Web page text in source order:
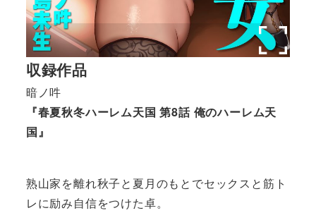
収録作品
暗ノ吽
『春夏秋冬ハーレム天国 第8話 俺のハーレム天
国』
熟山家を離れ秋子と夏月のもとでセックスと筋ト
レに励み自信をつけた卓。